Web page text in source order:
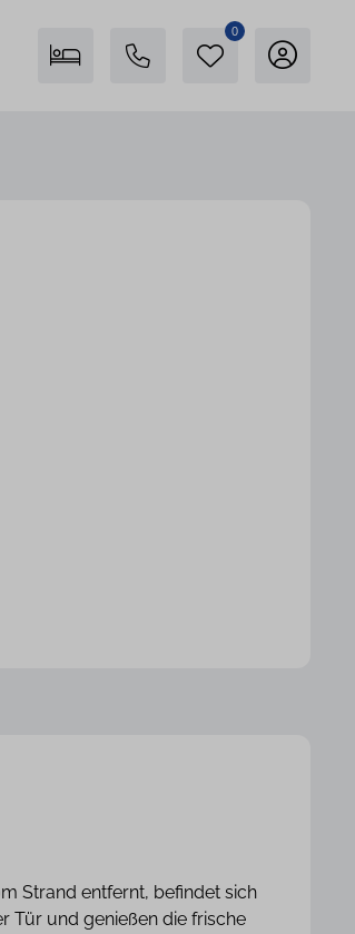
0
Strand entfernt, befindet sich
Tür und genießen die frische